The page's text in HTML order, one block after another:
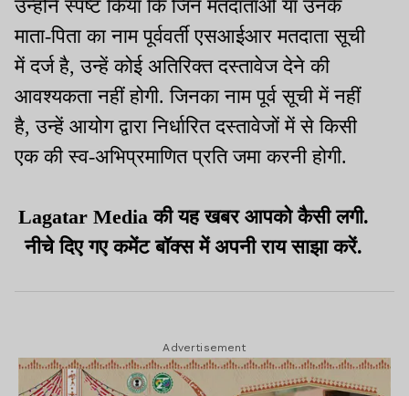
उन्होंने स्पष्ट किया कि जिन मतदाताओं या उनके
माता-पिता का नाम पूर्ववर्ती एसआईआर मतदाता सूची
में दर्ज है, उन्हें कोई अतिरिक्त दस्तावेज देने की
आवश्यकता नहीं होगी. जिनका नाम पूर्व सूची में नहीं
है, उन्हें आयोग द्वारा निर्धारित दस्तावेजों में से किसी
एक की स्व-अभिप्रमाणित प्रति जमा करनी होगी.
Lagatar Media की यह खबर आपको कैसी लगी.
नीचे दिए गए कमेंट बॉक्स में अपनी राय साझा करें.
Advertisement